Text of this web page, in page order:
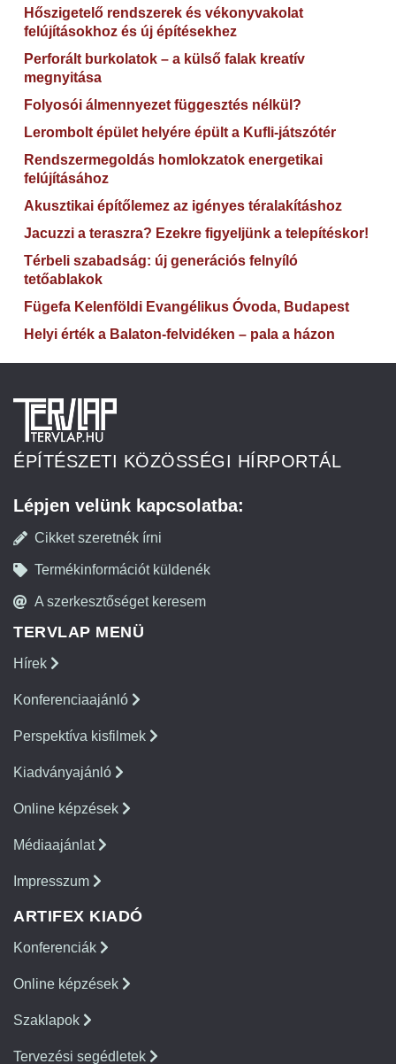
Hőszigetelő rendszerek és vékonyvakolat
felújításokhoz és új építésekhez
Perforált burkolatok – a külső falak kreatív
megnyitása
Folyosói álmennyezet függesztés nélkül?
Lerombolt épület helyére épült a Kufli-játszótér
Rendszermegoldás homlokzatok energetikai
felújításához
Akusztikai építőlemez az igényes téralakításhoz
Jacuzzi a teraszra? Ezekre figyeljünk a telepítéskor!
Térbeli szabadság: új generációs felnyíló
tetőablakok
Fügefa Kelenföldi Evangélikus Óvoda, Budapest
Helyi érték a Balaton-felvidéken – pala a házon
ÉPÍTÉSZETI KÖZÖSSÉGI HÍRPORTÁL
Lépjen velünk kapcsolatba:
Cikket szeretnék írni
Termékinformációt küldenék
A szerkesztőséget keresem
TERVLAP MENÜ
Hírek
Konferenciaajánló
Perspektíva kisfilmek
Kiadványajánló
Online képzések
Médiaajánlat
Impresszum
ARTIFEX KIADÓ
Konferenciák
Online képzések
Szaklapok
Tervezési segédletek